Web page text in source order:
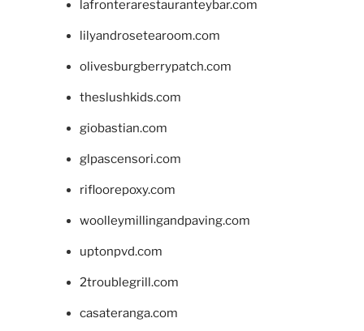
lafronterarestauranteybar.com
lilyandrosetearoom.com
olivesburgberrypatch.com
theslushkids.com
giobastian.com
glpascensori.com
rifloorepoxy.com
woolleymillingandpaving.com
uptonpvd.com
2troublegrill.com
casateranga.com